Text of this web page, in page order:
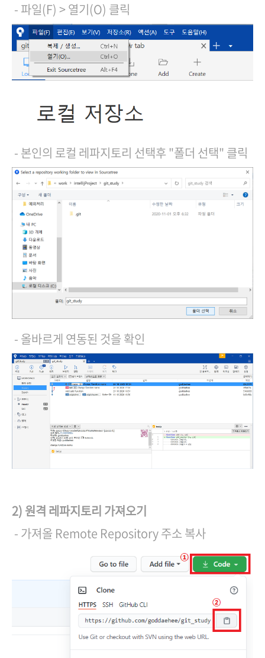
- 파일(F) > 열기(O) 클릭
- 본인의 로컬 레파지토리 선택후 "폴더 선택" 클릭
- 올바르게 연동된 것을 확인
2) 원격 레파지토리 가져오기
- 가져올 Remote Repository 주소 복사